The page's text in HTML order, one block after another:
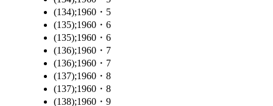
(134);1960・5
(135);1960・6
(135);1960・6
(136);1960・7
(136);1960・7
(137);1960・8
(137);1960・8
(138);1960・9